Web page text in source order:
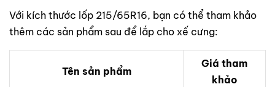
Với kích thước lốp 215/65R16, bạn có thể tham khảo
thêm các sản phẩm sau để lắp cho xế cưng:
Tên sản phẩm
Giá tham
khảo